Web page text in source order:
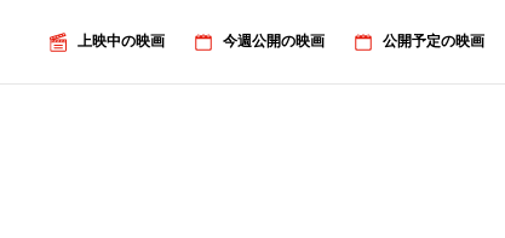
上映中の映画 今週公開の映画 公開予定の映画